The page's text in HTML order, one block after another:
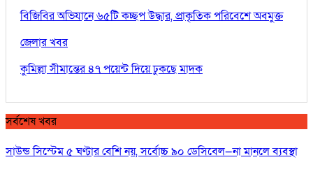
বিজিবির অভিযানে ৬৫টি কচ্ছপ উদ্ধার, প্রাকৃতিক পরিবেশে অবমুক্ত
জেলার খবর
কুমিল্লা সীমান্তের ৪৭ পয়েন্ট দিয়ে ঢুকছে মাদক
সর্বশেষ খবর
সাউন্ড সিস্টেম ৫ ঘণ্টার বেশি নয়, সর্বোচ্চ ৯০ ডেসিবেল—না মানলে ব্যবস্থা